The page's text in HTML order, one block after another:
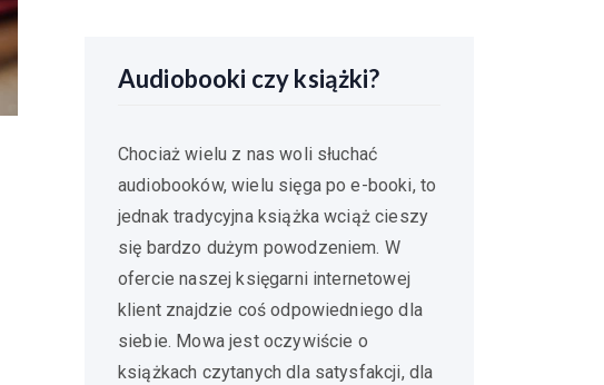
Audiobooki czy książki?
Chociaż wielu z nas woli słuchać
audiobooków, wielu sięga po e-booki, to
jednak tradycyjna książka wciąż cieszy
się bardzo dużym powodzeniem. W
ofercie naszej księgarni internetowej
klient znajdzie coś odpowiedniego dla
siebie. Mowa jest oczywiście o
książkach czytanych dla satysfakcji, dla